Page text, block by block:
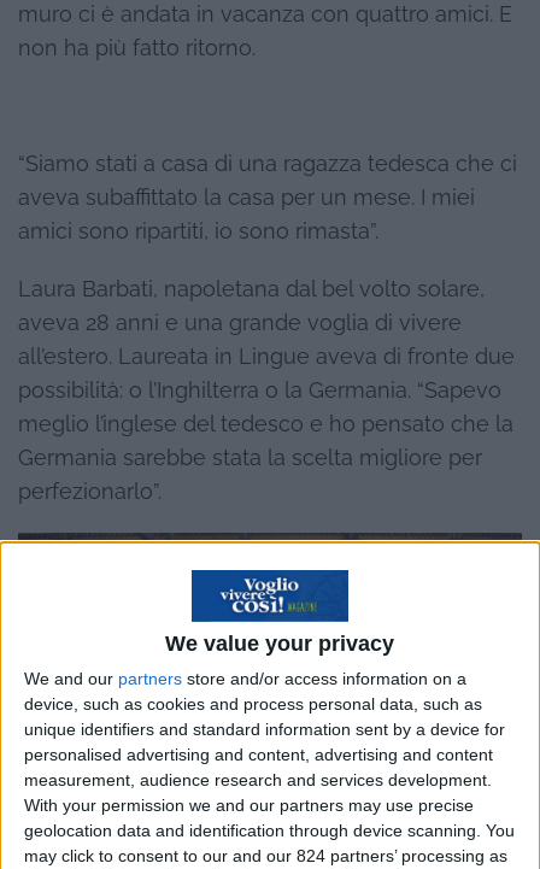
We value your privacy
We and our partners store and/or access information on a
device, such as cookies and process personal data, such as
unique identifiers and standard information sent by a device for
personalised advertising and content, advertising and content
measurement, audience research and services development.
With your permission we and our partners may use precise
geolocation data and identification through device scanning. You
may click to consent to our and our 824 partners’ processing as
muro ci è andata in vacanza con quattro amici. E
non ha più fatto ritorno.
“Siamo stati a casa di una ragazza tedesca che ci
aveva subaffittato la casa per un mese. I miei
amici sono ripartiti, io sono rimasta”.
Laura Barbati, napoletana dal bel volto solare,
aveva 28 anni e una grande voglia di vivere
all’estero. Laureata in Lingue aveva di fronte due
possibilità: o l’Inghilterra o la Germania. “Sapevo
meglio l’inglese del tedesco e ho pensato che la
Germania sarebbe stata la scelta migliore per
perfezionarlo”.